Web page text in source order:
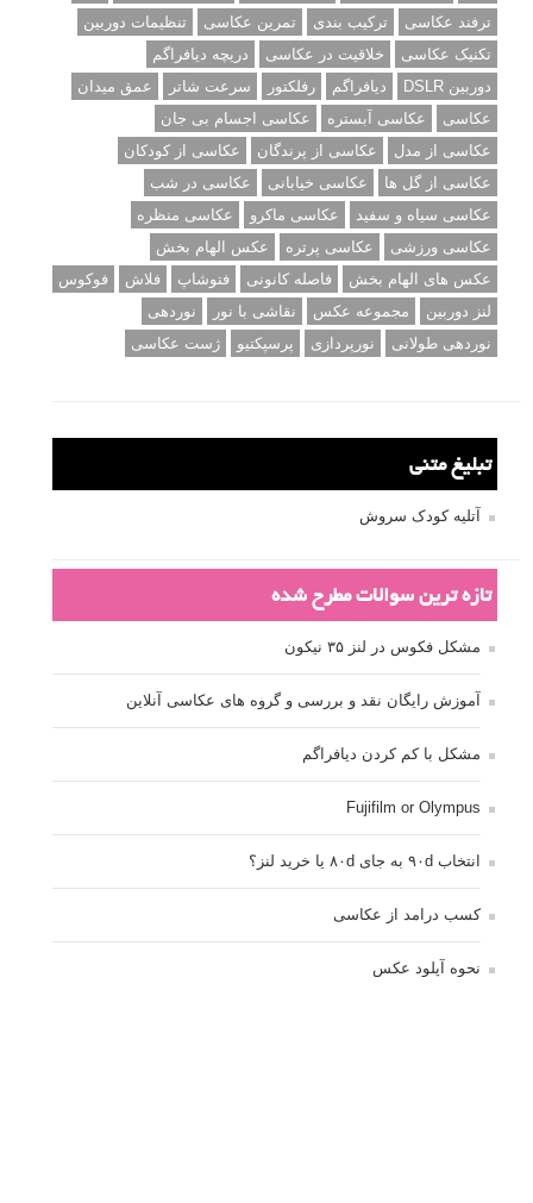
ترفند عکاسی
ترکیب بندی تمرین عکاسی
تنظیمات دوربین
تکنیک عکاسی
خلاقیت در عکاسی
دریچه دیافراگم
دوربین DSLR
دیافراگم رفلکتور سرعت شاتر
عمق میدان
عکاسی
عکاسی آبستره
عکاسی اجسام بی جان
عکاسی از مدل
عکاسی از پرندگان
عکاسی از کودکان
عکاسی از گل ها
عکاسی خیابانی
عکاسی در شب
عکاسی سیاه و سفید
عکاسی ماکرو
عکاسی منظره
عکاسی ورزشی
عکاسی پرتره
عکس الهام بخش
عکس های الهام بخش
فاصله کانونی فتوشاپ فلاش
فوکوس
لنز دوربین
مجموعه عکس نقاشی با نور
نوردهی
نوردهی طولانی
نورپردازی پرسپکتیو ژست عکاسی
تبلیغ متنی
آتلیه کودک سروش
تازه ترین سوالات مطرح شده
مشکل فکوس در لنز ۳۵ نیکون
آموزش رایگان نقد و بررسی و گروه های عکاسی آنلاین
مشکل با کم کردن دیافراگم
Fujifilm or Olympus
انتخاب ۹۰d به جای ۸۰d یا خرید لنز؟
کسب درامد از عکاسی
نحوه آپلود عکس